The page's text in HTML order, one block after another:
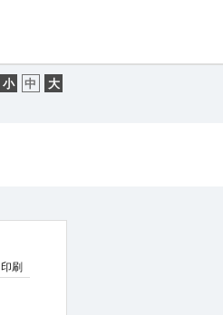
印刷